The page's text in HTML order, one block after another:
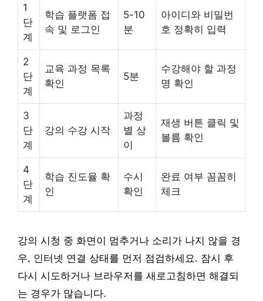
1
단
계
학습 플랫폼 접
속 및 로그인
5-10
분
아이디와 비밀번
호 정확히 입력
2
단
계
교육 과정 목록
확인
5분
수강해야 할 과정
명 확인
3
단
계
강의 수강 시작
과정
별 상
이
재생 버튼 클릭 및
볼륨 확인
4
단
계
학습 진도율 확
인
수시
확인
완료 여부 꼼꼼히
체크
강의 시청 중 화면이 멈추거나 소리가 나지 않을 경
우, 인터넷 연결 상태를 먼저 점검하세요. 잠시 후
다시 시도하거나 브라우저를 새로고침하면 해결되
는 경우가 많습니다.